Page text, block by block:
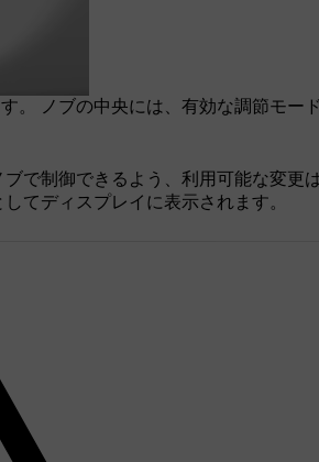
。 ノブの中央には、有効な調節モー
で制御できるよう、利用可能な変更
てディスプレイに表示されます。